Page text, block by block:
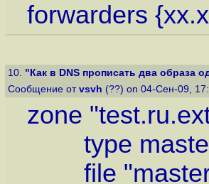
forwarders
10. "Как в DNS прописать два образа
Сообщение от vsvh (??) on 04-Сен-09,
zone
type
file "master/